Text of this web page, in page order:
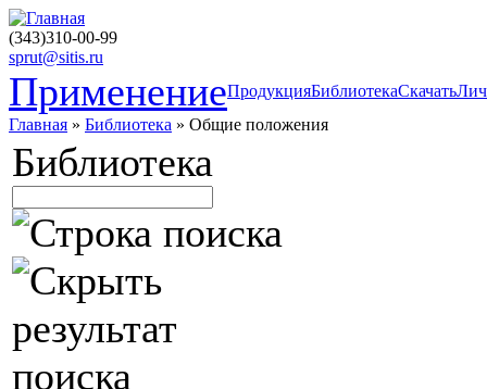
(343)310-00-99
sprut@sitis.ru
ПрименениеПродукцияБиблиотекаСкачать
Главная » Библиотека » Общие положения
Библиотека